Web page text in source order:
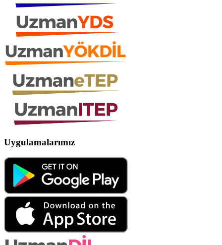
Uygulamalarımız